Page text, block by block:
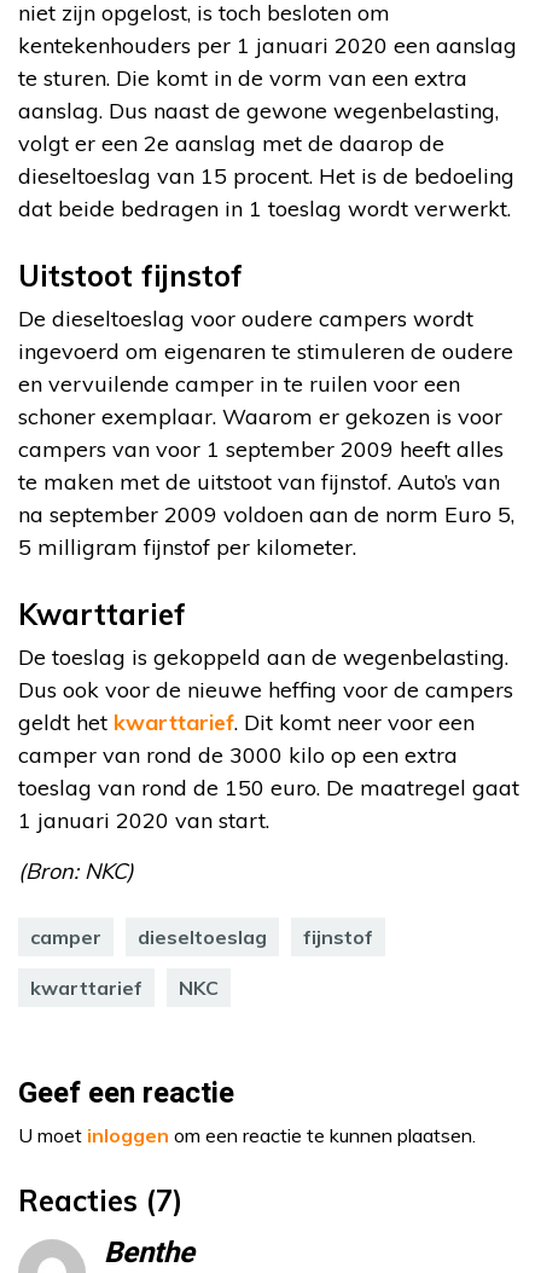
niet zijn opgelost, is toch besloten om
kentekenhouders per 1 januari 2020 een aanslag
te sturen. Die komt in de vorm van een extra
aanslag. Dus naast de gewone wegenbelasting,
volgt er een 2e aanslag met de daarop de
dieseltoeslag van 15 procent. Het is de bedoeling
dat beide bedragen in 1 toeslag wordt verwerkt.
Uitstoot fijnstof
De dieseltoeslag voor oudere campers wordt
ingevoerd om eigenaren te stimuleren de oudere
en vervuilende camper in te ruilen voor een
schoner exemplaar. Waarom er gekozen is voor
campers van voor 1 september 2009 heeft alles
te maken met de uitstoot van fijnstof. Auto’s van
na september 2009 voldoen aan de norm Euro 5,
5 milligram fijnstof per kilometer.
Kwarttarief
De toeslag is gekoppeld aan de wegenbelasting.
Dus ook voor de nieuwe heffing voor de campers
geldt het kwarttarief. Dit komt neer voor een
camper van rond de 3000 kilo op een extra
toeslag van rond de 150 euro. De maatregel gaat
1 januari 2020 van start.
(Bron: NKC)
camper dieseltoeslag fijnstof
kwarttarief NKC
Geef een reactie
U moet inloggen om een reactie te kunnen plaatsen.
Reacties (7)
Benthe